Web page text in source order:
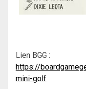
Lien BGG :
https://
mini-golf